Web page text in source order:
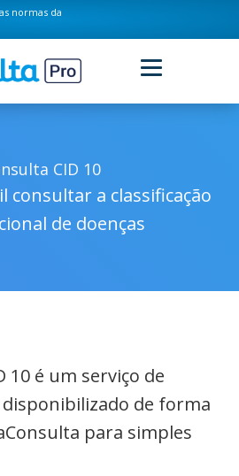
normas da
CID 10
consultar a classificação
de doenças
10 é um serviço de
de forma
para simples